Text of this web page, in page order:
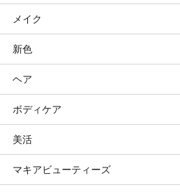
スキンケアトップ
ニュース
スキンケアまとめ
スキンケア診断
メイク
メイクトップ
ニュース
メイクまとめ
ベースメイクカタログ
メイク診断
新色
新色トップ
クリスマスコフレ
秋新色
新色コスメスウォッチ
ヘア
ヘアトップ
ニュース
ヘアカタログ
ボディケア
ボディケアトップ
ニュース
美活
美活トップ
マキアビューティーズ